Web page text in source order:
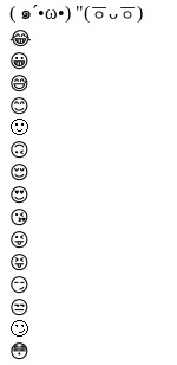
( ๑´•ω•) "(ㆆᴗㆆ)
😂
😀
😅
😊
🙂
🙃
😌
😍
😘
😜
😝
😏
😒
🙄
😳